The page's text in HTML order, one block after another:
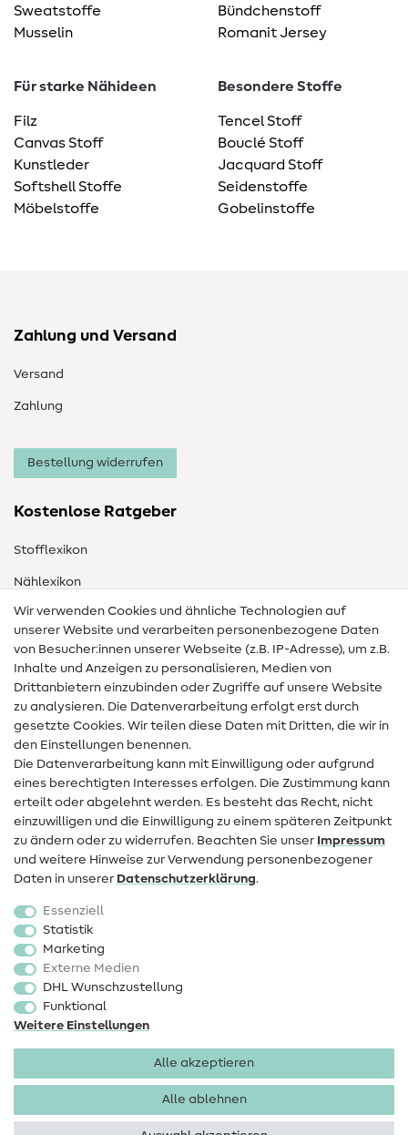
Sweatstoffe
Musselin
Bündchenstoff
Romanit Jersey
Für starke Nähideen
Filz
Canvas Stoff
Kunstleder
Softshell Stoffe
Möbelstoffe
Besondere Stoffe
Tencel Stoff
Bouclé Stoff
Jacquard Stoff
Seidenstoffe
Gobelinstoffe
Zahlung und Versand
Versand
Zahlung
Bestellung widerrufen
Kostenlose Ratgeber
Stofflexikon
Nählexikon
Nähanleitungen
Hilfe & Kontakt
Kontakt
Infos zum Betreiberwechsel
Widerrufsrecht
Beliebt
Stoffe
Sale
Schnittmuster
Wir verwenden Cookies und ähnliche Technologien auf
unserer Website und verarbeiten personenbezogene Daten
von Besucher:innen unserer Webseite (z.B. IP-Adresse), um z.B.
Inhalte und Anzeigen zu personalisieren, Medien von
Drittanbietern einzubinden oder Zugriffe auf unsere Website
zu analysieren. Die Datenverarbeitung erfolgt erst durch
gesetzte Cookies. Wir teilen diese Daten mit Dritten, die wir in
den Einstellungen benennen.
Die Datenverarbeitung kann mit Einwilligung oder aufgrund
eines berechtigten Interesses erfolgen. Die Zustimmung kann
erteilt oder abgelehnt werden. Es besteht das Recht, nicht
einzuwilligen und die Einwilligung zu einem späteren Zeitpunkt
zu ändern oder zu widerrufen. Beachten Sie unser Impressum
und weitere Hinweise zur Verwendung personenbezogener
Daten in unserer Daten­schutz­erklärung.
Essenziell
Statistik
Marketing
Externe Medien
DHL Wunschzustellung
Funktional
Weitere Einstellungen
Alle akzeptieren
Alle ablehnen
Impressum Datenschutz
AGB